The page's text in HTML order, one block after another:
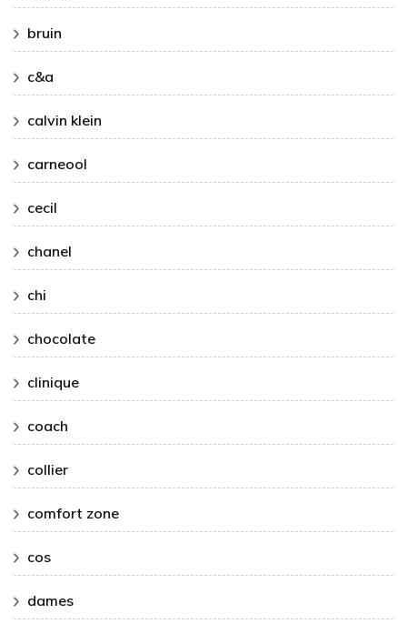
bruin
c&a
calvin klein
carneool
cecil
chanel
chi
chocolate
clinique
coach
collier
comfort zone
cos
dames